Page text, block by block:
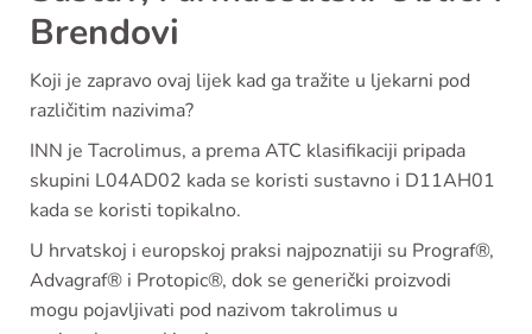
Brendovi
Koji je zapravo ovaj lijek kad ga tražite u ljekarni pod
različitim nazivima?
INN je Tacrolimus, a prema ATC klasifikaciji pripada
skupini L04AD02 kada se koristi sustavno i D11AH01
kada se koristi topikalno.
U hrvatskoj i europskoj praksi najpoznatiji su Prograf®,
Advagraf® i Protopic®, dok se generički proizvodi
mogu pojavljivati pod nazivom takrolimus u